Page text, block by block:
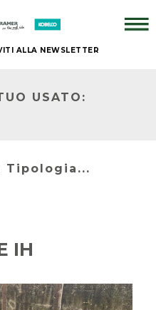
ALLA NEWSLETTER
USATO:
Tipologia...
IH